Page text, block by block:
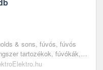
& sons, fúvós, fúvós
tartozékok, fúvókák,